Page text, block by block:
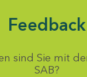
Feedback
sind Sie mit
SAB?